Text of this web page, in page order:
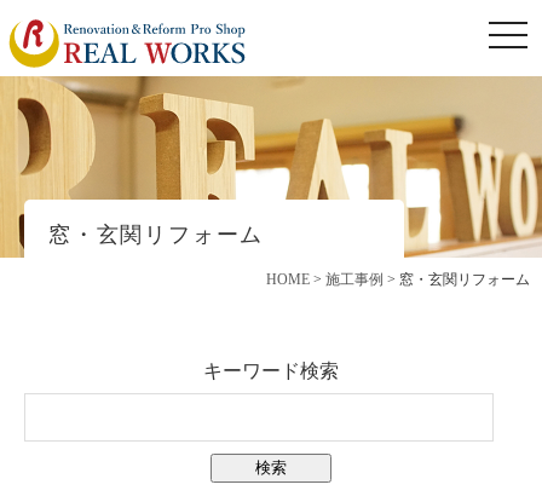
窓・玄関リフォーム
HOME > 施工事例 > 窓・玄関リフォーム
キーワード検索